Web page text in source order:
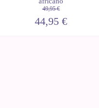
49,95 €
44,95 €